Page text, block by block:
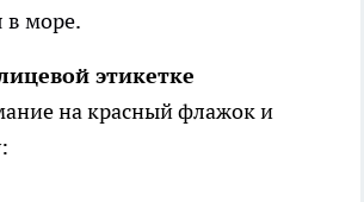
в море.
этикетке
на красный флажок и